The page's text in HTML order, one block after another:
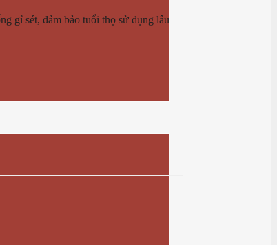
gỉ sét, đảm bảo tuổi thọ sử dụng lâu